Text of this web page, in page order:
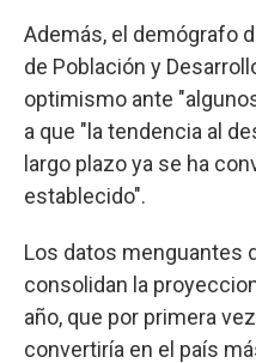
Además, el demógrafo
de Población y
optimismo ante
a que "la tendencia al
largo plazo ya se ha
establecido".
Los datos menguantes
consolidan la
año, que por primera
convertiría en el país